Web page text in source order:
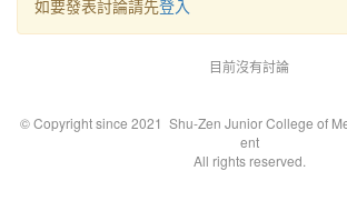
如要發表討論請先登入
目前沒有討論
© Copyright since 2021 Shu-Zen Junior College of
ent
All rights reserved.